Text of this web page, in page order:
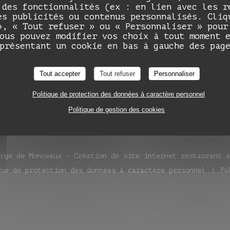
fonctionnalités (ex : en lien avec les
publicités ou contenus personnalisés.
« Tout refuser » ou « Personnaliser »
pouvez modifier vos choix à tout moment
un cookie en bas à gauche des
Tout accepter Tout refuser Personnaliser
Politique de protection des données à caractère personnel
Politique de gestion des cookies
((ouvre une nouvelle fenêtre))
Instagram ((ouvre une nouvelle
NEWSLETTER
RÉSERVATION
RÉSERVER
de Monceaux — Création de site internet restaurant
nouvelle fenêtre))
de protection des données à caractère personnel
((ouvre une nouvelle fenêtre))
Auberge de Monceaux